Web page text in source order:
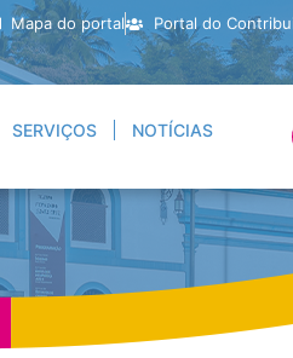
Mapa do portal Portal do
SERVIÇOS NOTÍCIAS